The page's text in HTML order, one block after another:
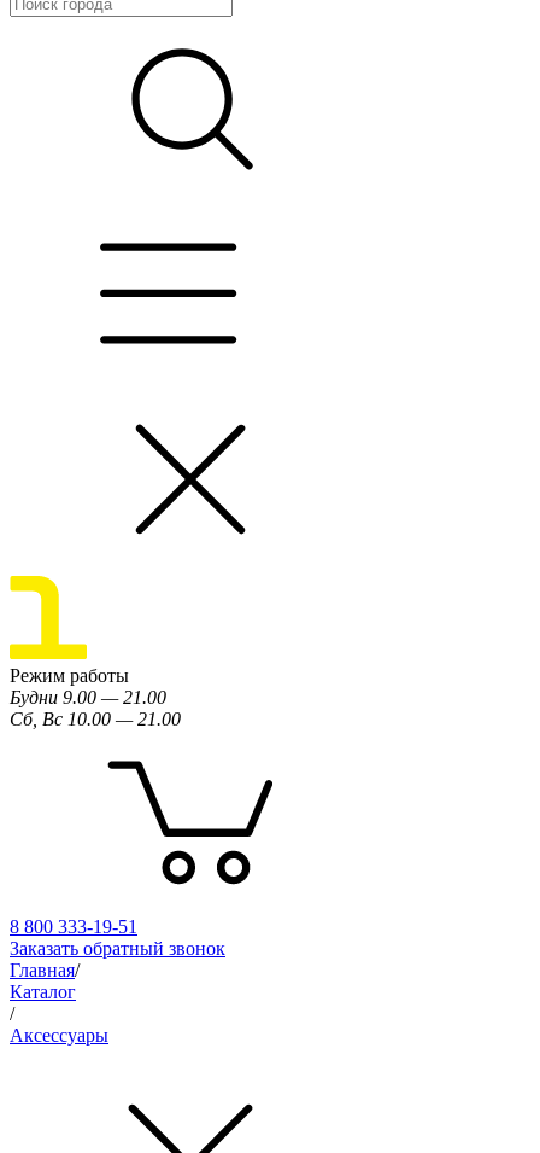
Режим работы
Будни 9.00 — 21.00
Сб, Вс 10.00 — 21.00
8 800 333-19-51
Заказать обратный звонок
Главная/
Каталог
/
Аксессуары